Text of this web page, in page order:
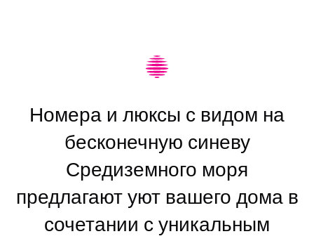
Номера и люксы с видом на
бесконечную синеву
Средиземного моря
предлагают уют вашего дома в
сочетании с уникальным